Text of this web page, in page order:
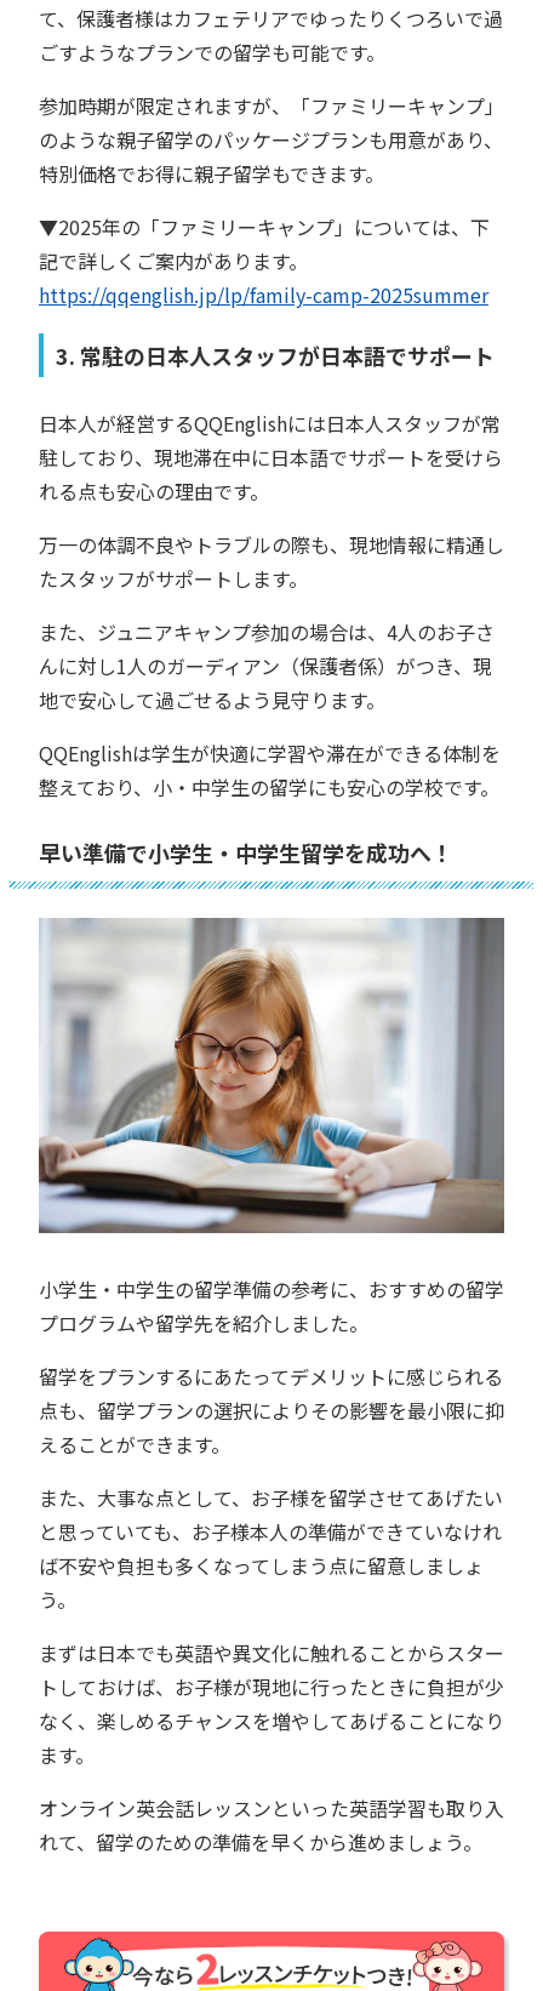
て、保護者様はカフェテリアでゆったりくつろいで過
ごすようなプランでの留学も可能です。
参加時期が限定されますが、「ファミリーキャンプ」
のような親子留学のパッケージプランも用意があり、
特別価格でお得に親子留学もできます。
▼2025年の「ファミリーキャンプ」については、下
記で詳しくご案内があります。
https://qqenglish.jp/lp/family-camp-2025summer
3. 常駐の日本人スタッフが日本語でサポート
日本人が経営するQQEnglishには日本人スタッフが常
駐しており、現地滞在中に日本語でサポートを受けら
れる点も安心の理由です。
万一の体調不良やトラブルの際も、現地情報に精通し
たスタッフがサポートします。
また、ジュニアキャンプ参加の場合は、4人のお子さ
んに対し1人のガーディアン（保護者係）がつき、現
地で安心して過ごせるよう見守ります。
QQEnglishは学生が快適に学習や滞在ができる体制を
整えており、小・中学生の留学にも安心の学校です。
早い準備で小学生・中学生留学を成功へ！
小学生・中学生の留学準備の参考に、おすすめの留学
プログラムや留学先を紹介しました。
留学をプランするにあたってデメリットに感じられる
点も、留学プランの選択によりその影響を最小限に抑
えることができます。
また、大事な点として、お子様を留学させてあげたい
と思っていても、お子様本人の準備ができていなけれ
ば不安や負担も多くなってしまう点に留意しましょ
う。
まずは日本でも英語や異文化に触れることからスター
トしておけば、お子様が現地に行ったときに負担が少
なく、楽しめるチャンスを増やしてあげることになり
ます。
オンライン英会話レッスンといった英語学習も取り入
れて、留学のための準備を早くから進めましょう。